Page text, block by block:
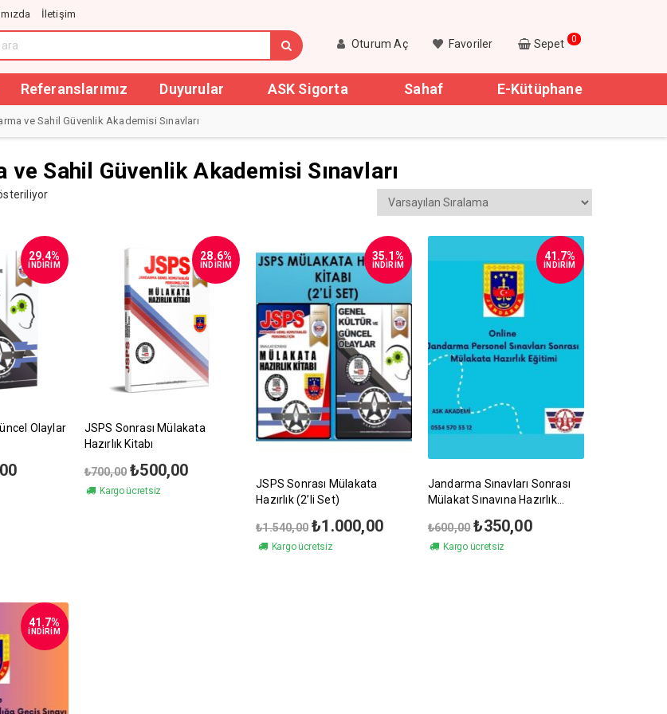
İletişim
Oturum Aç Favoriler Sepet 0
Referanslarımız Duyurular ASK Sigorta Sahaf E-Kütüphane
ve Sahil Güvenlik Akademisi Sınavları
ve Sahil Güvenlik Akademisi Sınavları
Olaylar
Şu
29.4%
İNDİRİM
JSPS Sonrası Mülakata
Hazırlık Kitabı
₺700,00 Orijinal
fiyat:
₺700,00.
₺500,00Şu
28.6%
İNDİRİM
Kargo ücretsiz
JSPS Sonrası Mülakata
Hazırlık (2’li Set)
₺1.540,00 Orijinal
fiyat:
₺1.540,00.
₺1.000,00Şu
35.1%
İNDİRİM
Kargo ücretsiz
Jandarma Sınavları Sonrası
Mülakat Sınavına Hazırlık
₺600,00 Orijinal
fiyat:
₺600,00.
₺350,00Şu
41.7%
İNDİRİM
Kargo ücretsiz
41.7%
İNDİRİM